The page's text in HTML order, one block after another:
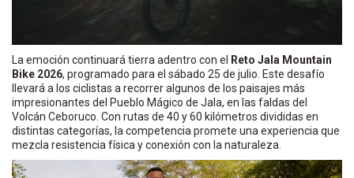
La emoción continuará tierra adentro con el
Reto Jala Mountain
Bike 2026, programado para el sábado 25 de julio. Este desafío
llevará a los ciclistas a recorrer algunos de los paisajes más
impresionantes del Pueblo Mágico de Jala, en las faldas del
Volcán Ceboruco. Con rutas de 40 y 60 kilómetros divididas en
distintas categorías, la competencia promete una experiencia que
mezcla resistencia física y conexión con la naturaleza.